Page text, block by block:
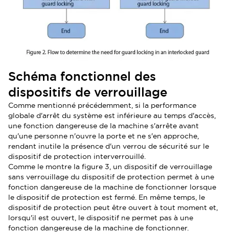
Schéma fonctionnel des
dispositifs de verrouillage
Comme mentionné précédemment, si la performance
globale d'arrêt du système est inférieure au temps d'accès,
une fonction dangereuse de la machine s'arrête avant
qu'une personne n'ouvre la porte et ne s'en approche,
rendant inutile la présence d'un verrou de sécurité sur le
dispositif de protection interverrouillé.
Comme le montre la figure 3, un dispositif de verrouillage
sans verrouillage du dispositif de protection permet à une
fonction dangereuse de la machine de fonctionner lorsque
le dispositif de protection est fermé. En même temps, le
dispositif de protection peut être ouvert à tout moment et,
lorsqu'il est ouvert, le dispositif ne permet pas à une
fonction dangereuse de la machine de fonctionner.